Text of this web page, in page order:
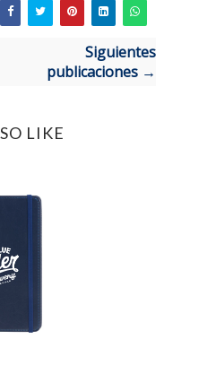
Siguientes
publicaciones →
LIKE